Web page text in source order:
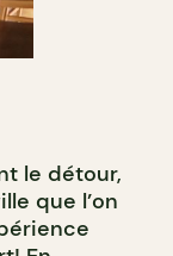
le détour,
que l’on